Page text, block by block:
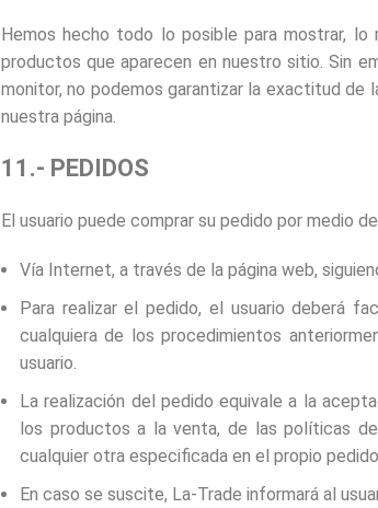
Hemos hecho todo lo posible para mostrar,
productos que aparecen en nuestro sitio. Sin
monitor, no podemos garantizar la exactitud
nuestra página.
11.- PEDIDOS
El usuario puede comprar su pedido por medio
Vía Internet, a través de la página web,
Para realizar el pedido, el usuario deberá
cualquiera de los procedimientos
usuario.
La realización del pedido equivale a la
los productos a la venta, de las políticas
cualquier otra especificada en el propio
En caso se suscite, La-Trade informará al